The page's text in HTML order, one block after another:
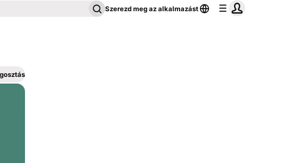
Szerezd meg az alkalmazást